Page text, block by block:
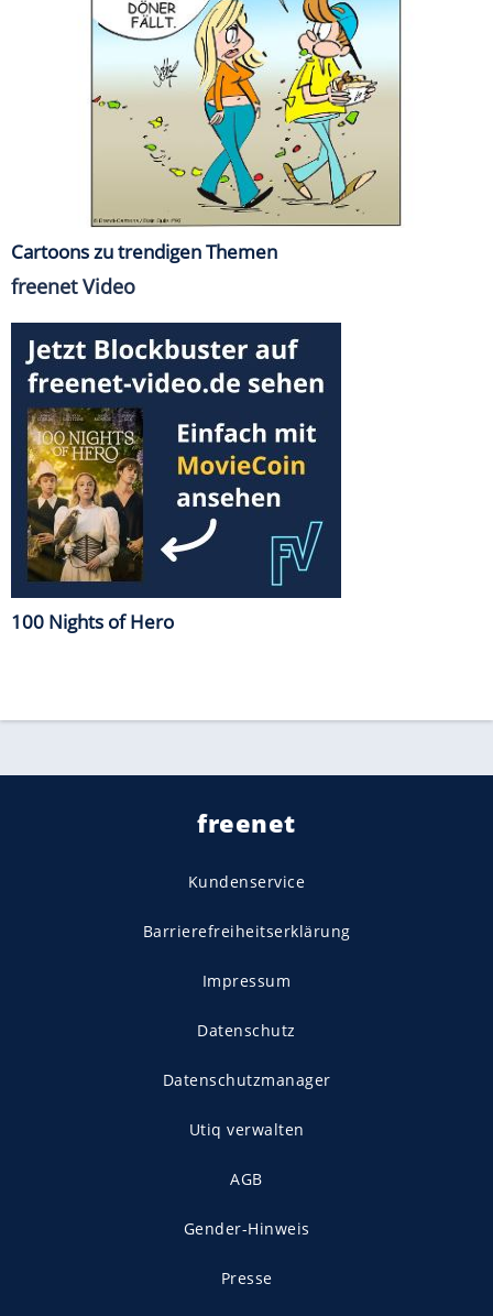
Cartoons zu trendigen Themen
freenet Video
100 Nights of Hero
freenet
Kundenservice
Barrierefreiheitserklärung
Impressum
Datenschutz
Datenschutzmanager
Utiq verwalten
AGB
Gender-Hinweis
Presse